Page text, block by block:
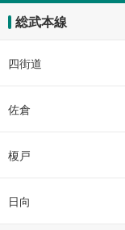
総武本線
四街道
佐倉
榎戸
日向